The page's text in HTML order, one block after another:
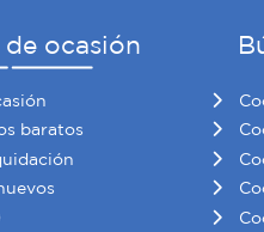
de ocasión
baratos